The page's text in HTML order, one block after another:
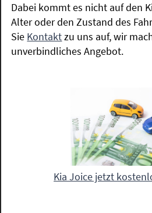
Dabei kommt es nicht auf den
Alter oder den Zustand des
Sie Kontaktzu uns auf, wir
unverbindliches Angebot.
Kia Joice jetzt